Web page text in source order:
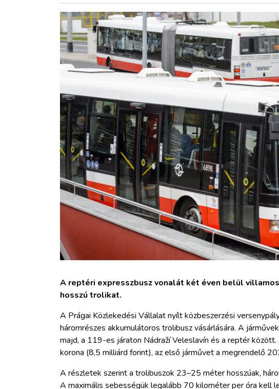
HAJÓZÁS
ARCHÍVUM
WEBSHOP
BELÉPÉS
REGISZTRÁCIÓ
A reptéri expresszbusz vonalát két éven belül
hosszú trolikat.
A Prágai Közlekedési Vállalat nyílt közbeszerzési
háromrészes akkumulátoros trolibusz vásárlására. A
majd, a 119-es járaton Nádraží Veleslavín és a reptér
korona (8,5 milliárd forint), az első járművet a megrendelő
A részletek szerint a trolibuszok 23–25 méter hosszúak,
A maximális sebességük legalább 70 kilométer per óra kell